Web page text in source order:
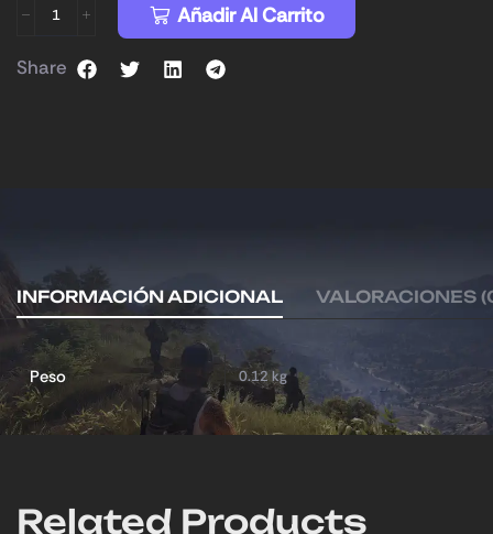
Añadir Al Carrito
Share
INFORMACIÓN ADICIONAL VALORACIONES
Peso 0.12 kg
Related Products